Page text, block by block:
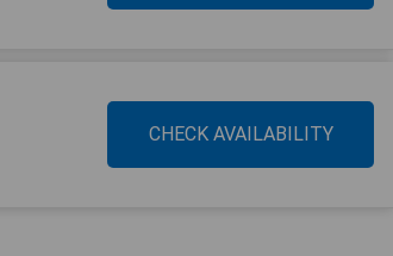
CHECK AVAILABILITY